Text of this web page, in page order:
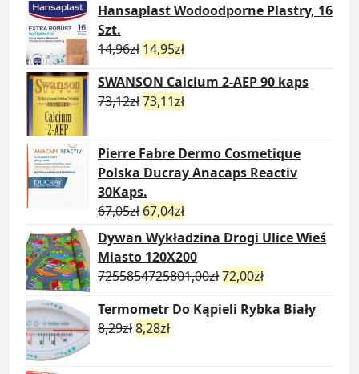
Hansaplast Wodoodporne Plastry, 16
Szt.
14,96zł 14,95zł
SWANSON Calcium 2-AEP 90 kaps
73,12zł73,11zł
Pierre Fabre Dermo Cosmetique
Polska Ducray Anacaps Reactiv
30Kaps.
67,05zł 67,04zł
Dywan Wykładzina Drogi Ulice Wieś
Miasto 120X200
7255854725801,00zł72,00zł
Termometr Do Kąpieli Rybka Biały
8,29zł8,28zł